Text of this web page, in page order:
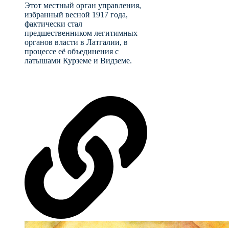
Этот местный орган управления,
избранный весной 1917 года,
фактически стал
предшественником легитимных
органов власти в Латгалии, в
процессе её объединения с
латышами Курземе и Видземе.